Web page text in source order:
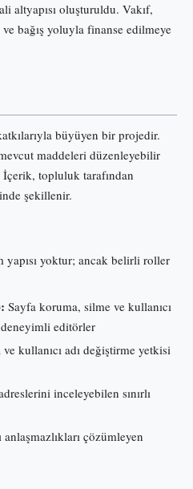
altyapısı oluşturuldu. Vakıf,
bağış yoluyla finanse edilmeye
büyüyen bir projedir.
maddeleri düzenleyebilir
topluluk tarafından
şekillenir.
yoktur; ancak belirli roller
Sayfa koruma, silme ve kullanıcı
editörler
kullanıcı adı değiştirme yetkisi
inceleyebilen sınırlı
anlaşmazlıkları çözümleyen